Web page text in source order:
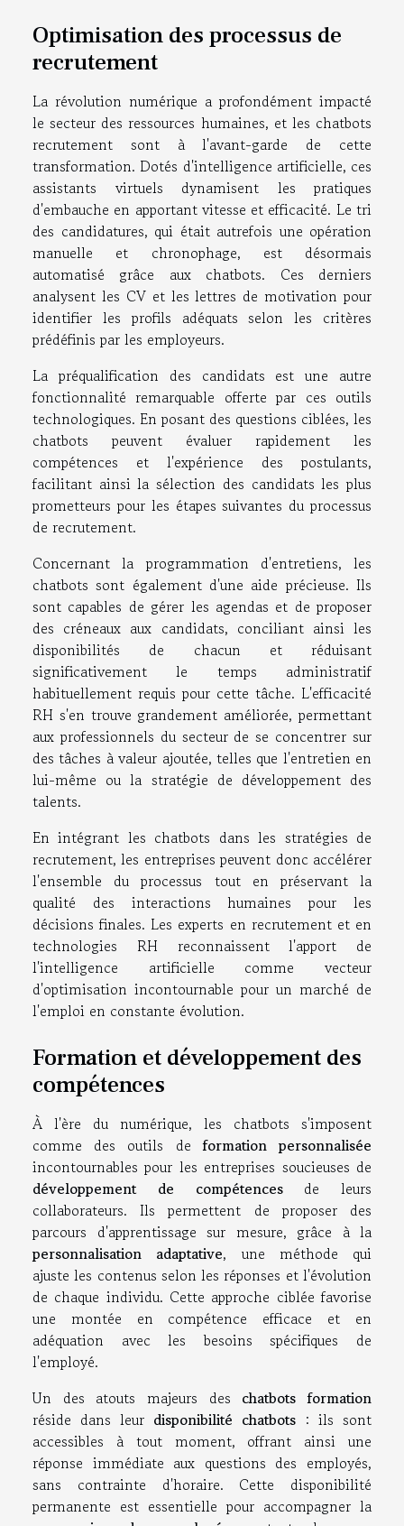
Optimisation des processus de
recrutement
La révolution numérique a profondément impacté
le secteur des ressources humaines, et les chatbots
recrutement sont à l'avant-garde de cette
transformation. Dotés d'intelligence artificielle, ces
assistants virtuels dynamisent les pratiques
d'embauche en apportant vitesse et efficacité. Le tri
des candidatures, qui était autrefois une opération
manuelle et chronophage, est désormais
automatisé grâce aux chatbots. Ces derniers
analysent les CV et les lettres de motivation pour
identifier les profils adéquats selon les critères
prédéfinis par les employeurs.
La préqualification des candidats est une autre
fonctionnalité remarquable offerte par ces outils
technologiques. En posant des questions ciblées, les
chatbots peuvent évaluer rapidement les
compétences et l'expérience des postulants,
facilitant ainsi la sélection des candidats les plus
prometteurs pour les étapes suivantes du processus
de recrutement.
Concernant la programmation d'entretiens, les
chatbots sont également d'une aide précieuse. Ils
sont capables de gérer les agendas et de proposer
des créneaux aux candidats, conciliant ainsi les
disponibilités de chacun et réduisant
significativement le temps administratif
habituellement requis pour cette tâche. L'efficacité
RH s'en trouve grandement améliorée, permettant
aux professionnels du secteur de se concentrer sur
des tâches à valeur ajoutée, telles que l'entretien en
lui-même ou la stratégie de développement des
talents.
En intégrant les chatbots dans les stratégies de
recrutement, les entreprises peuvent donc accélérer
l'ensemble du processus tout en préservant la
qualité des interactions humaines pour les
décisions finales. Les experts en recrutement et en
technologies RH reconnaissent l'apport de
l'intelligence artificielle comme vecteur
d'optimisation incontournable pour un marché de
l'emploi en constante évolution.
Formation et développement des
compétences
À l'ère du numérique, les chatbots s'imposent
comme des outils deformation personnalisée
incontournables pour les entreprises soucieuses de
développement de compétencesde leurs
collaborateurs. Ils permettent de proposer des
parcours d'apprentissage sur mesure, grâce à la
personnalisation adaptative, une méthode qui
ajuste les contenus selon les réponses et l'évolution
de chaque individu. Cette approche ciblée favorise
une montée en compétence efficace et en
adéquation avec les besoins spécifiques de
l'employé.
Un des atouts majeurs des chatbots formation
réside dans leur disponibilité chatbots : ils sont
accessibles à tout moment, offrant ainsi une
réponse immédiate aux questions des employés,
sans contrainte d'horaire. Cette disponibilité
permanente est essentielle pour accompagner la